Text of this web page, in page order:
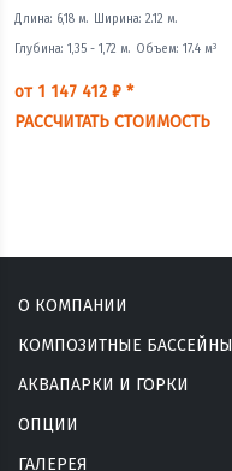
Длина: 6,18 м. Ширина: 2.12 м.
Глубина: 1,35 - 1,72 м. Объем: 17.4 м3
от 1 147 412 ₽ *
РАССЧИТАТЬ СТОИМОСТЬ
О КОМПАНИИ
КОМПОЗИТНЫЕ БАССЕЙНЫ
АКВАПАРКИ И ГОРКИ
ОПЦИИ
ГАЛЕРЕЯ